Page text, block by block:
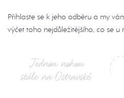
Přihlaste se k jeho odběru a my
výčet toho nejdůležitějšího, co se u
Jednou nohou
stále na Ostravské